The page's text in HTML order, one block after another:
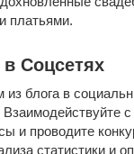
платьями.
Соцсетях
из блога в
и проводите
статистики и